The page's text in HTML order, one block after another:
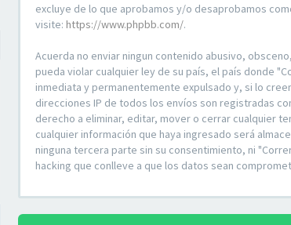
excluye de lo que aprobamos y/o desaprobamos
visite: https://www.phpbb.com/.
Acuerda no enviar ningun contenido abusivo,
pueda violar cualquier ley de su país, el país donde
inmediata y permanentemente expulsado y, si lo
direcciones IP de todos los envíos son registradas
derecho a eliminar, editar, mover o cerrar cualquier
cualquier información que haya ingresado será
ninguna tercera parte sin su consentimiento, ni
hacking que conlleve a que los datos sean